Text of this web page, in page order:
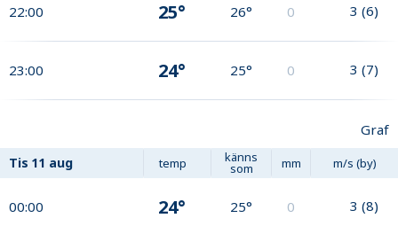
22:00 25° 26° 0 3 (6)
23:00 24° 25° 0 3 (7)
Graf
Tis 11 aug temp känns
som mm m/s (by)
00:00 24° 25° 0 3 (8)